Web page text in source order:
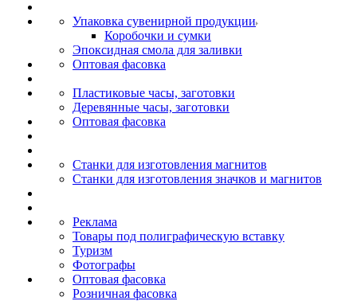
Упаковка сувенирной продукции
Коробочки и сумки
Эпоксидная смола для заливки
Оптовая фасовка
Пластиковые часы, заготовки
Деревянные часы, заготовки
Оптовая фасовка
Станки для изготовления магнитов
Станки для изготовления значков и магнитов
Реклама
Товары под полиграфическую вставку
Туризм
Фотографы
Оптовая фасовка
Розничная фасовка